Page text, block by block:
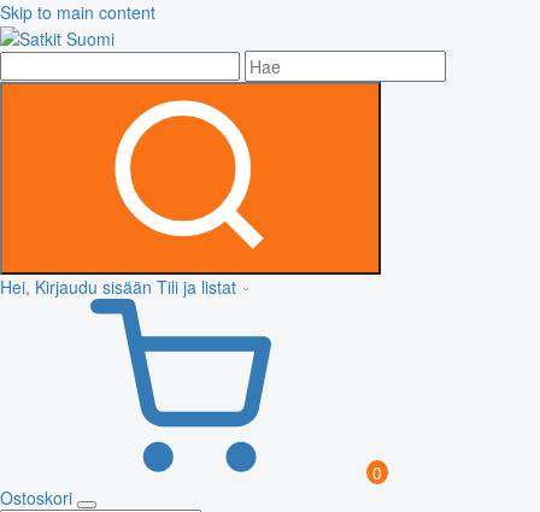
Skip to main content
Hei, Kirjaudu sisään Tili ja listat
0
Ostoskori